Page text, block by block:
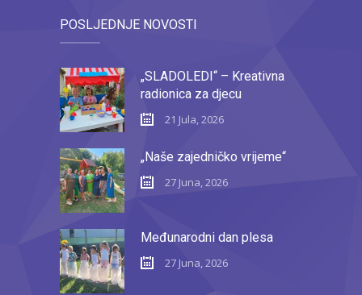
POSLJEDNJE NOVOSTI
„SLADOLEDI“ – Kreativna
radionica za djecu
21 Jula, 2026
„Naše zajedničko vrijeme“
27 Juna, 2026
Međunarodni dan plesa
27 Juna, 2026